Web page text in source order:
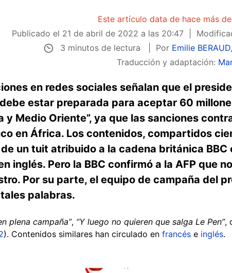
Este artículo data de hace más
Publicado el 21 de abril de 2022 a las 20:47
3 minutos de lectura
Por Emilie BERAUD,
Traducción y adaptación:
en redes sociales señalan que el
debe estar preparada para aceptar 60
y Medio Oriente”, ya que las sanciones
en África. Los contenidos, compartidos
un tuit atribuido a la cadena británica
inglés. Pero la BBC confirmó a la AFP que
Por su parte, el equipo de campaña del
palabras.
plena campaña”, “Y luego no quieren que salga Le Pen”,
). Contenidos similares han circulado en francés e inglés.